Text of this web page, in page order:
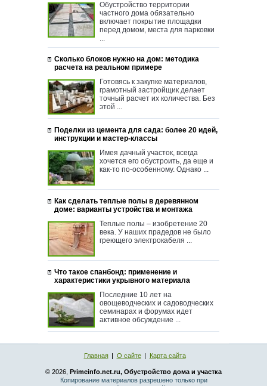
Обустройство территории
частного дома обязательно
включает покрытие площадки
перед домом, места для парковки
...
Сколько блоков нужно на дом: методика
расчета на реальном примере
Готовясь к закупке материалов,
грамотный застройщик делает
точный расчет их количества. Без
этой ...
Поделки из цемента для сада: более 20 идей,
инструкции и мастер-классы
Имея дачный участок, всегда
хочется его обустроить, да еще и
как-то по-особенному. Однако ...
Как сделать теплые полы в деревянном
доме: варианты устройства и монтажа
Теплые полы – изобретение 20
века. У наших прадедов не было
греющего электрокабеля ...
Что такое спанбонд: применение и
характеристики укрывного материала
Последние 10 лет на
овощеводческих и садоводческих
семинарах и форумах идет
активное обсуждение ...
Главная О сайте Карта сайта
© 2026,
Primeinfo.net.ru, Обустройство дома и участка
Копирование материалов разрешено только при